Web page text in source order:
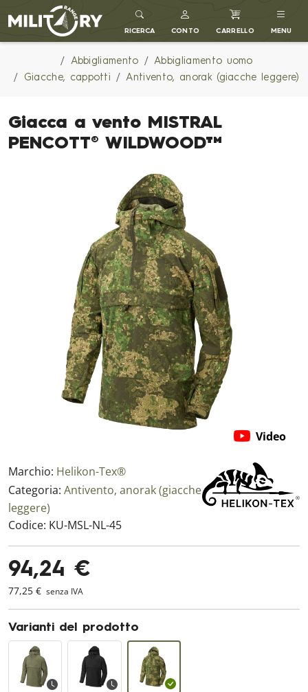
MILITARY RANGE IT
RICERCA CONTO CARRELLO MENU
Abbigliamento
Abbigliamento uomo
Giacche, cappotti
Antivento, anorak (giacche leggere)
Giacca a vento MISTRAL
PENCOTT® WILDWOOD™
Video
Marchio: Helikon-Tex®
Categoria: Antivento, anorak (giacche
leggere)
Codice: KU-MSL-NL-45
94,24 €
77,25 € senza IVA
Varianti del prodotto